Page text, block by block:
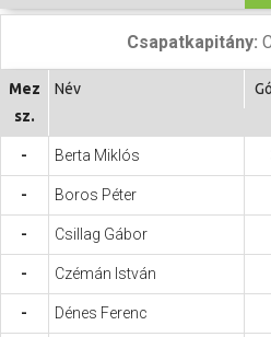
Szabadidő
Hasznos
Csapatkapitány:
Mez
sz.
Név
- Berta Miklós
- Boros Péter
- Csillag Gábor
- Czémán István
- Dénes Ferenc